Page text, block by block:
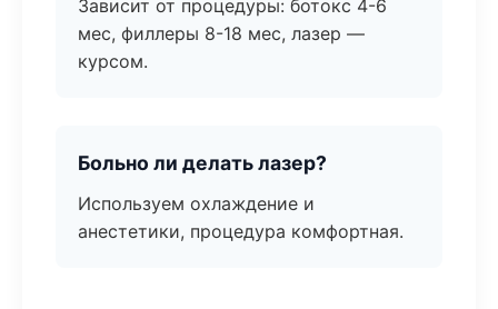
Зависит от процедуры: ботокс 4-6
мес, филлеры 8-18 мес, лазер —
курсом.
Больно ли делать лазер?
Используем охлаждение и
анестетики, процедура комфортная.